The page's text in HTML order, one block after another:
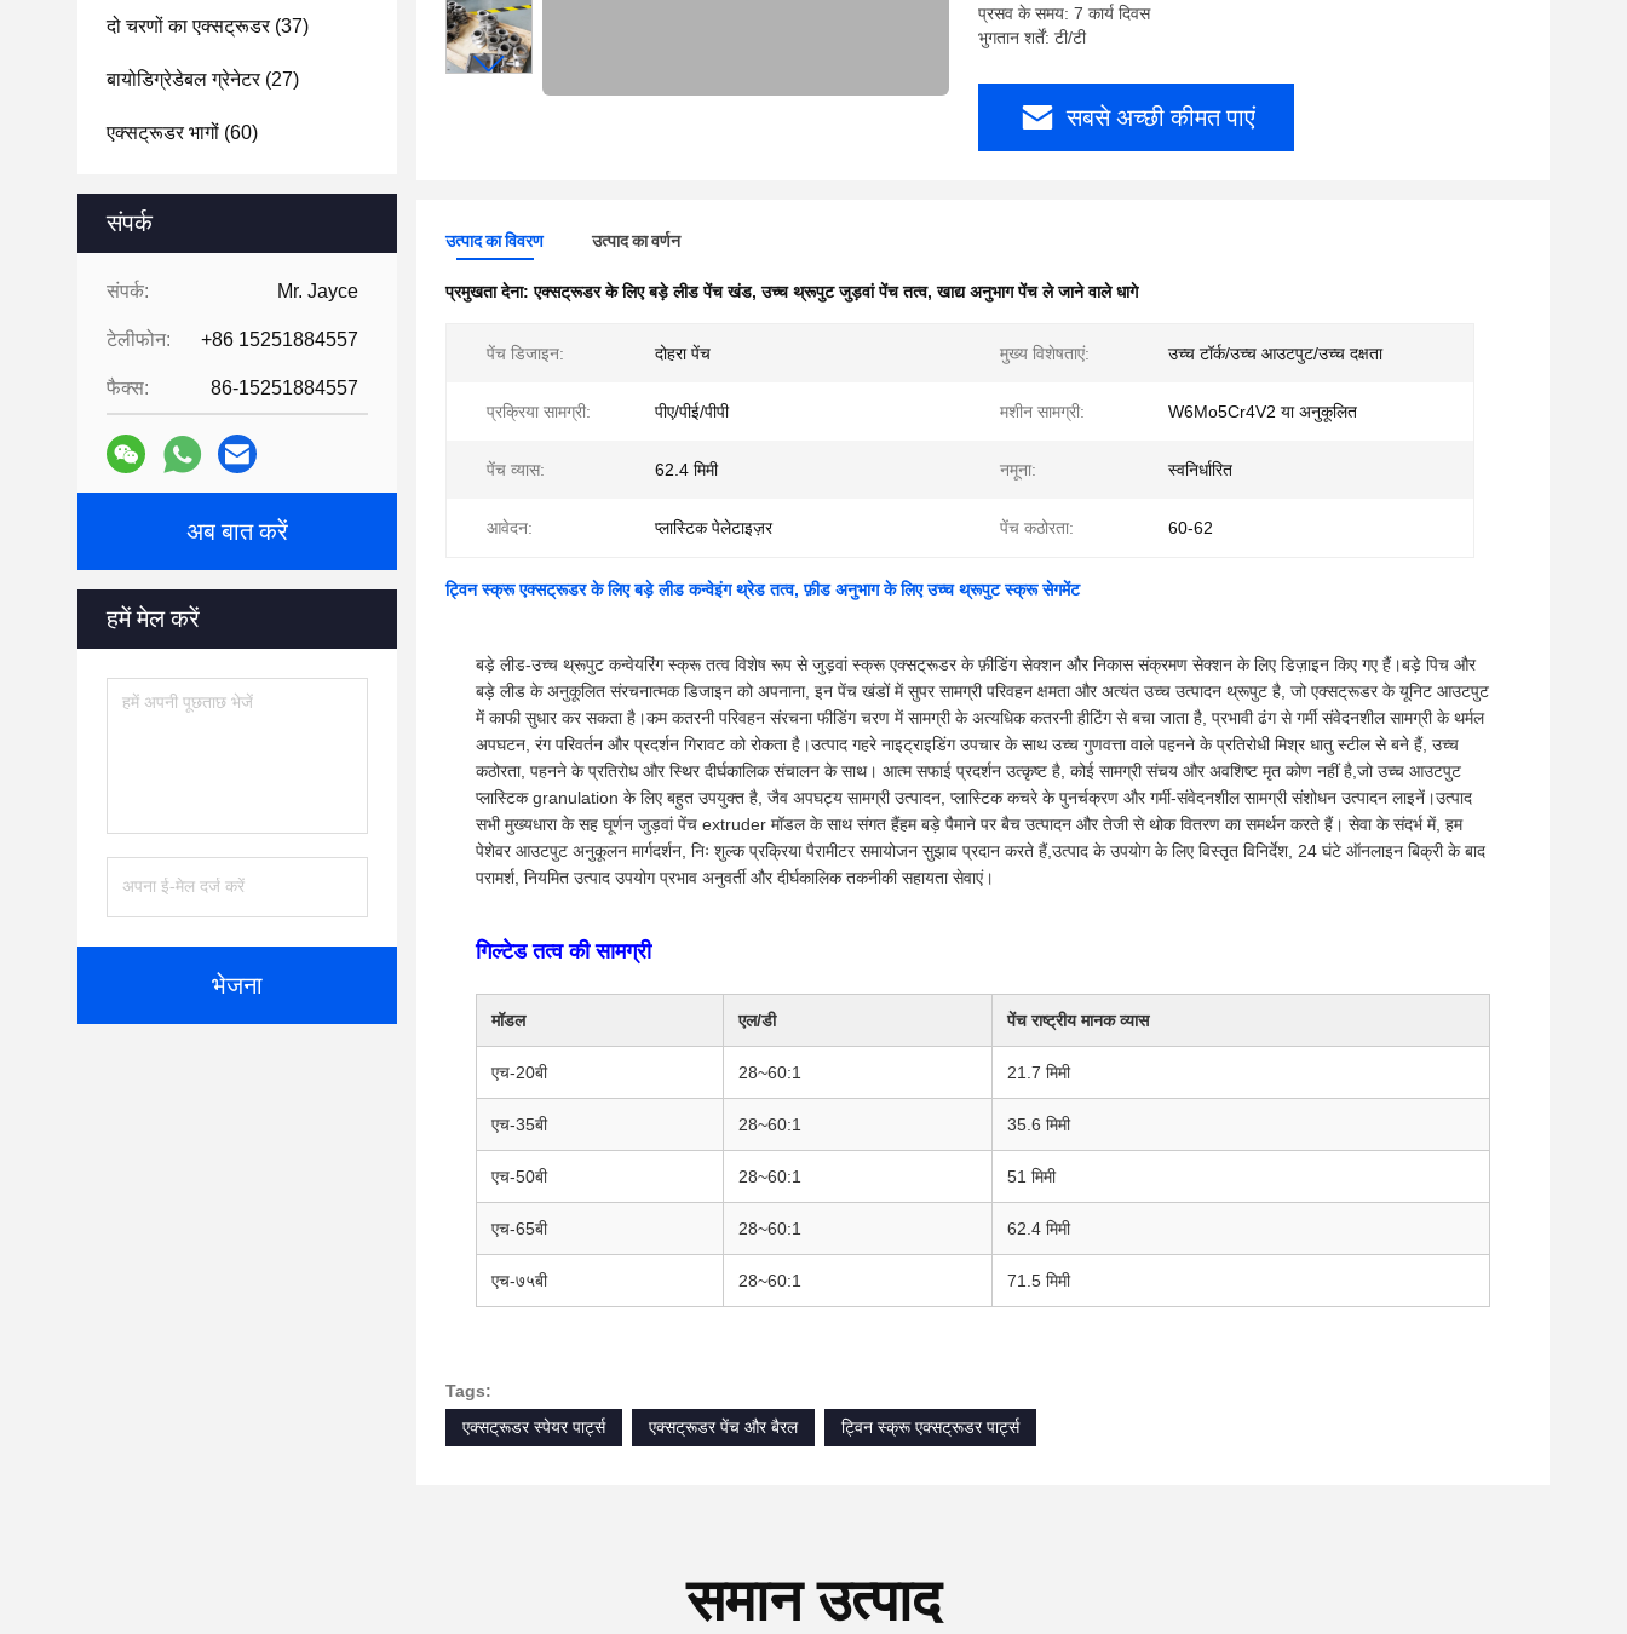
दो चरणों का एक्सट्रूडर(37)
बायोडिग्रेडेबल ग्रेनेटर(27)
एक्सट्रूडर भागों (60)
संपर्क
संपर्क: Mr. Jayce
टेलीफोन: +86 15251884557
फैक्स: 86-15251884557
अब बात करें
हमें मेल करें
भेजना
प्रसव के समय: 7 कार्य दिवस
भुगतान शर्तें: टी/टी
सबसे अच्छी कीमत पाएं
उत्पाद का विवरण उत्पाद का वर्णन
प्रमुखता देना:एक्सट्रूडर के लिए बड़े लीड पेंच खंड,उच्च थ्रूपुट जुड़वां पेंच तत्व,खाद्य अनुभाग पेंच ले जाने वाले धागे
पेंच डिजाइन: दोहरा पेंच मुख्य विशेषताएं: उच्च टॉर्क/उच्च आउटपुट/उच्च दक्षता
प्रक्रिया सामग्री: पीए/पीई/पीपी मशीन सामग्री: W6Mo5Cr4V2 या अनुकूलित
पेंच व्यास: 62.4 मिमी नमूना: स्वनिर्धारित
आवेदन: प्लास्टिक पेलेटाइज़र पेंच कठोरता: 60-62
ट्विन स्क्रू एक्सट्रूडर के लिए बड़े लीड कन्वेइंग थ्रेड तत्व, फ़ीड अनुभाग के लिए उच्च थ्रूपुट स्क्रू सेगमेंट
बड़े लीड-उच्च थ्रूपुट कन्वेयरिंग स्क्रू तत्व विशेष रूप से जुड़वां स्क्रू एक्सट्रूडर के फ़ीडिंग सेक्शन और निकास संक्रमण सेक्शन के लिए डिज़ाइन किए गए हैं।बड़े पिच और
बड़े लीड के अनुकूलित संरचनात्मक डिजाइन को अपनाना, इन पेंच खंडों में सुपर सामग्री परिवहन क्षमता और अत्यंत उच्च उत्पादन थ्रूपुट है, जो एक्सट्रूडर के यूनिट आउटपुट
में काफी सुधार कर सकता है।कम कतरनी परिवहन संरचना फीडिंग चरण में सामग्री के अत्यधिक कतरनी हीटिंग से बचा जाता है, प्रभावी ढंग से गर्मी संवेदनशील सामग्री के थर्मल
अपघटन, रंग परिवर्तन और प्रदर्शन गिरावट को रोकता है।उत्पाद गहरे नाइट्राइडिंग उपचार के साथ उच्च गुणवत्ता वाले पहनने के प्रतिरोधी मिश्र धातु स्टील से बने हैं, उच्च
कठोरता, पहनने के प्रतिरोध और स्थिर दीर्घकालिक संचालन के साथ। आत्म सफाई प्रदर्शन उत्कृष्ट है, कोई सामग्री संचय और अवशिष्ट मृत कोण नहीं है,जो उच्च आउटपुट
प्लास्टिक granulation के लिए बहुत उपयुक्त है, जैव अपघट्य सामग्री उत्पादन, प्लास्टिक कचरे के पुनर्चक्रण और गर्मी-संवेदनशील सामग्री संशोधन उत्पादन लाइनें।उत्पाद
सभी मुख्यधारा के सह घूर्णन जुड़वां पेंच extruder मॉडल के साथ संगत हैंहम बड़े पैमाने पर बैच उत्पादन और तेजी से थोक वितरण का समर्थन करते हैं। सेवा के संदर्भ में, हम
पेशेवर आउटपुट अनुकूलन मार्गदर्शन, निः शुल्क प्रक्रिया पैरामीटर समायोजन सुझाव प्रदान करते हैं,उत्पाद के उपयोग के लिए विस्तृत विनिर्देश, 24 घंटे ऑनलाइन बिक्री के बाद
परामर्श, नियमित उत्पाद उपयोग प्रभाव अनुवर्ती और दीर्घकालिक तकनीकी सहायता सेवाएं।
गिल्टेड तत्व की सामग्री
मॉडल एल/डी पेंच राष्ट्रीय मानक व्यास
एच-20बी 28~60:1 21.7 मिमी
एच-35बी 28~60:1 35.6 मिमी
एच-50बी 28~60:1 51 मिमी
एच-65बी 28~60:1 62.4 मिमी
एच-७५बी 28~60:1 71.5 मिमी
Tags:
एक्सट्रूडर स्पेयर पार्ट्स
एक्सट्रूडर पेंच और बैरल ट्विन स्क्रू एक्सट्रूडर पार्ट्स
समान उत्पाद